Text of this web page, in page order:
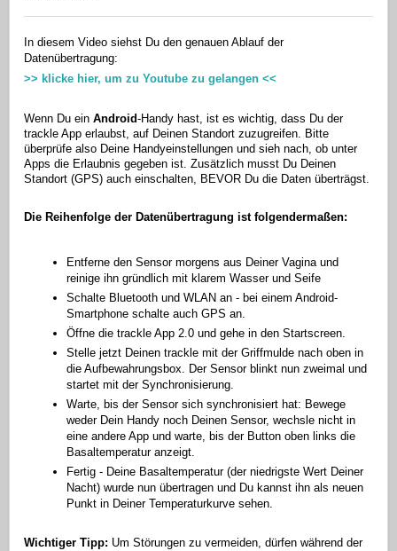
In diesem Video siehst Du den genauen Ablauf der
Datenübertragung:
>> klicke hier, um zu Youtube zu gelangen <<
Wenn Du ein Android-Handy hast, ist es wichtig, dass Du der
trackle App erlaubst, auf Deinen Standort zuzugreifen. Bitte
überprüfe also Deine Handyeinstellungen und sieh nach, ob unter
Apps die Erlaubnis gegeben ist. Zusätzlich musst Du Deinen
Standort (GPS) auch einschalten, BEVOR Du die Daten überträgst.
Die Reihenfolge der Datenübertragung ist folgendermaßen:
Entferne den Sensor morgens aus Deiner Vagina und
reinige ihn gründlich mit klarem Wasser und Seife
Schalte Bluetooth und WLAN an - bei einem Android-
Smartphone schalte auch GPS an.
Öffne die trackle App 2.0 und gehe in den Startscreen.
Stelle jetzt Deinen trackle mit der Griffmulde nach oben in
die Aufbewahrungsbox. Der Sensor blinkt nun zweimal und
startet mit der Synchronisierung.
Warte, bis der Sensor sich synchronisiert hat: Bewege
weder Dein Handy noch Deinen Sensor, wechsle nicht in
eine andere App und warte, bis der Button oben links die
Basaltemperatur anzeigt.
Fertig - Deine Basaltemperatur (der niedrigste Wert Deiner
Nacht) wurde nun übertragen und Du kannst ihn als neuen
Punkt in Deiner Temperaturkurve sehen.
Wichtiger Tipp: Um Störungen zu vermeiden, dürfen während der